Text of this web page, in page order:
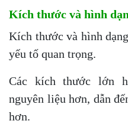
Kích thước và hình
Kích thước và hình
yếu tố quan trọng.
Các kích thước lớn
nguyên liệu hơn, dẫn
hơn.